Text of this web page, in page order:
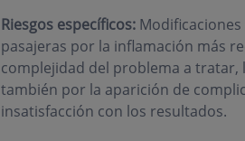
Riesgos específicos:Modificaciones
pasajeras por la inflamación más
complejidad del problema a
también por la aparición de
insatisfacción con los resultados.